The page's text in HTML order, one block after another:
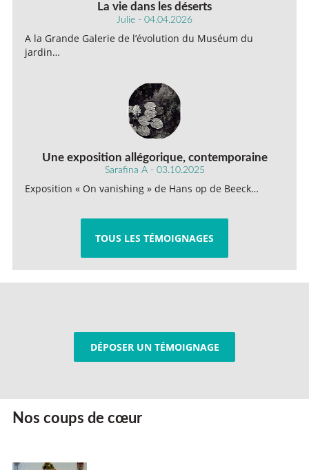
La vie dans les déserts
Julie - 04.04.2026
A la Grande Galerie de l’évolution du Muséum du
jardin…
Une exposition allégorique, contemporaine
Sarafina A - 03.10.2025
Exposition « On vanishing » de Hans op de Beeck…
TOUS LES TÉMOIGNAGES
DÉPOSER UN TÉMOIGNAGE
Nos coups de cœur